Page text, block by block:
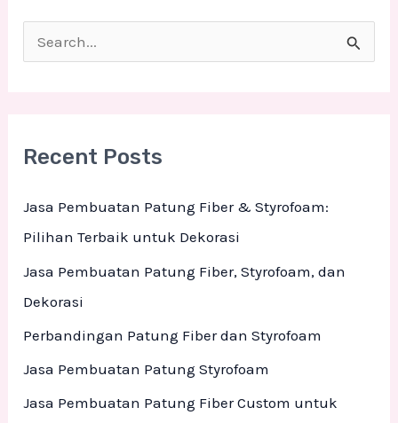
cRecent Posts
Jasa Pembuatan Patung Fiber & Styrofoam:
Pilihan Terbaik untuk Dekorasi
Jasa Pembuatan Patung Fiber, Styrofoam, dan
Dekorasi
Perbandingan Patung Fiber dan Styrofoam
Jasa Pembuatan Patung Styrofoam
Jasa Pembuatan Patung Fiber Custom untuk